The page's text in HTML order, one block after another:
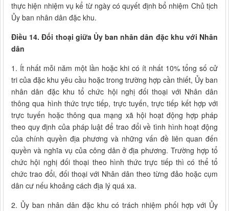
thực hiện nhiệm vụ kể từ ngày có quyết định bổ nhiệm Chủ tịch
Ủy ban nhân dân đặc khu.
Điều 14. Đối thoại giữa Ủy ban nhân dân đặc khu với Nhân
dân
1. Ít nhất mỗi năm một lần hoặc khi có ít nhất 10% tổng số cử
tri của đặc khu yêu cầu hoặc trong trường hợp cần thiết, Ủy ban
nhân dân đặc khu tổ chức hội nghị đối thoại với Nhân dân
thông qua hình thức trực tiếp, trực tuyến, trực tiếp kết hợp với
trực tuyến hoặc thông qua mạng xã hội hoạt động hợp pháp
theo quy định của pháp luật để trao đổi về tình hình hoạt động
của chính quyền địa phương và những vấn đề liên quan đến
quyền và nghĩa vụ của công dân ở địa phương. Trường hợp tổ
chức hội nghị đối thoại theo hình thức trực tiếp thì có thể tổ
chức trao đổi, đối thoại với Nhân dân theo từng đảo hoặc cụm
dân cư nếu khoảng cách địa lý quá xa.
2. Ủy ban nhân dân đặc khu có trách nhiệm phối hợp với Ủy